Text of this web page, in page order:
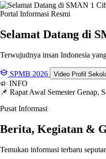
Portal Informasi Resmi
Selamat Datang di
Terwujudnya insan Indonesia
SPMB 2026 Video Profil
INFO
📌 Rapat Awal Semester
Pusat Informasi
Berita, Kegiatan &
Temukan informasi terbaru